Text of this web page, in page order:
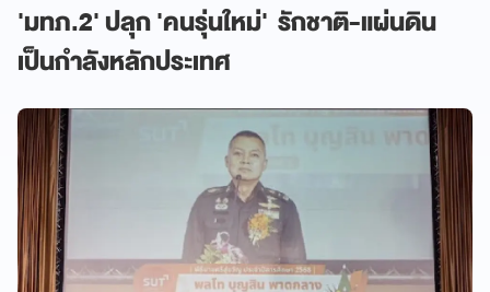
'มทภ.2' ปลุก 'คนรุ่นใหม่' รักชาติ-แผ่นดิน
เป็นกำลังหลักประเทศ